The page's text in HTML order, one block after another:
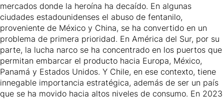
mercados donde la heroína ha decaído. En algunas
ciudades estadounidenses el abuso de fentanilo,
proveniente de México y China, se ha convertido en un
problema de primera prioridad. En América del Sur, por su
parte, la lucha narco se ha concentrado en los puertos que
permitan embarcar el producto hacia Europa, México,
Panamá y Estados Unidos. Y Chile, en ese contexto, tiene
innegable importancia estratégica, además de ser un país
que se ha movido hacia altos niveles de consumo. En 2023